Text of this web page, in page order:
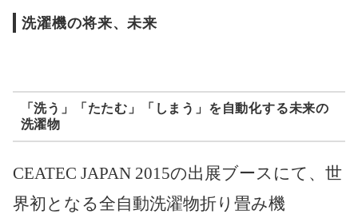
洗濯機の将来、未来
「洗う」「たたむ」「しまう」を自動化する未来の
洗濯物
CEATEC JAPAN 2015の出展ブースにて、世
界初となる全自動洗濯物折り畳み機